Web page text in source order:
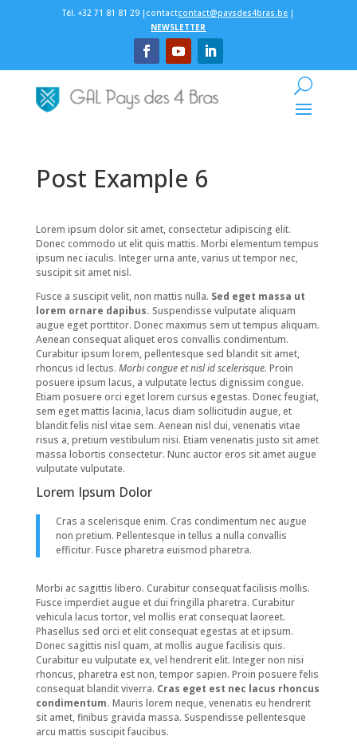
Tél. +32 71 81 81 29 |contactcontact@paysdes4bras.be |
NEWSLETTER
Post Example 6
Lorem ipsum dolor sit amet, consectetur adipiscing elit.
Donec commodo ut elit quis mattis. Morbi elementum tempus
ipsum nec iaculis. Integer urna ante, varius ut tempor nec,
suscipit sit amet nisl.
Fusce a suscipit velit, non mattis nulla. Sed eget massa ut
lorem ornare dapibus. Suspendisse vulputate aliquam
augue eget porttitor. Donec maximus sem ut tempus aliquam.
Aenean consequat aliquet eros convallis condimentum.
Curabitur ipsum lorem, pellentesque sed blandit sit amet,
rhoncus id lectus. Morbi congue et nisl id scelerisque. Proin
posuere ipsum lacus, a vulputate lectus dignissim congue.
Etiam posuere orci eget lorem cursus egestas. Donec feugiat,
sem eget mattis lacinia, lacus diam sollicitudin augue, et
blandit felis nisl vitae sem. Aenean nisl dui, venenatis vitae
risus a, pretium vestibulum nisi. Etiam venenatis justo sit amet
massa lobortis consectetur. Nunc auctor eros sit amet augue
vulputate vulputate.
Lorem Ipsum Dolor
Cras a scelerisque enim. Cras condimentum nec augue
non pretium. Pellentesque in tellus a nulla convallis
efficitur. Fusce pharetra euismod pharetra.
Morbi ac sagittis libero. Curabitur consequat facilisis mollis.
Fusce imperdiet augue et dui fringilla pharetra. Curabitur
vehicula lacus tortor, vel mollis erat consequat laoreet.
Phasellus sed orci et elit consequat egestas at et ipsum.
Donec sagittis nisl quam, at mollis augue facilisis quis.
Curabitur eu vulputate ex, vel hendrerit elit. Integer non nisi
rhoncus, pharetra est non, tempor sapien. Proin posuere felis
consequat blandit viverra. Cras eget est nec lacus rhoncus
condimentum. Mauris lorem neque, venenatis eu hendrerit
sit amet, finibus gravida massa. Suspendisse pellentesque
arcu mattis suscipit faucibus.